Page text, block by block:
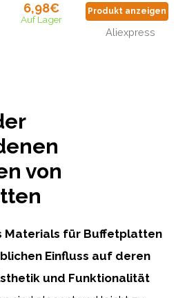
6,98€
Auf Lager
Produkt anzeigen
Aliexpress
von
Materials für Buffetplatten
Einfluss auf deren
und Funktionalität